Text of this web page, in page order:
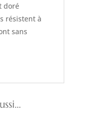
doré
résistent à
sans